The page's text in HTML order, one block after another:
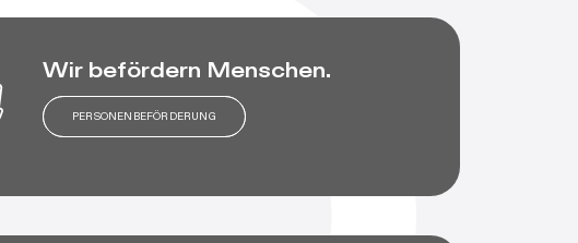
Wir befördern Menschen.
PERSONENBEFÖRDERUNG